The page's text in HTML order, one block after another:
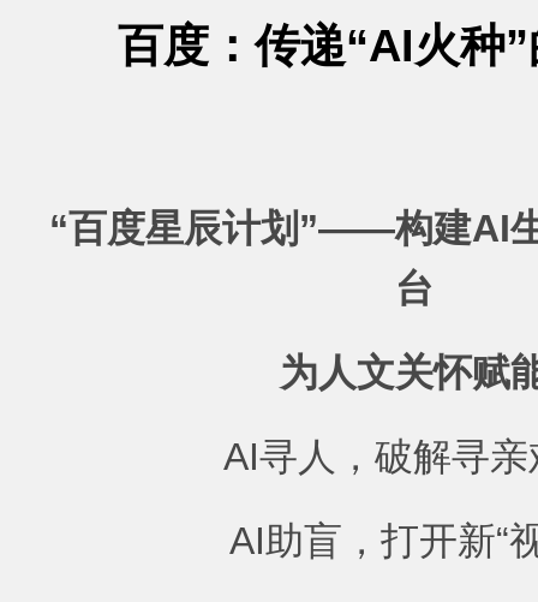
百度：传递“AI火种
“百度星辰计划”——构建AI
台
为人文关怀赋
AI寻人，破解寻亲
AI助盲，打开新“